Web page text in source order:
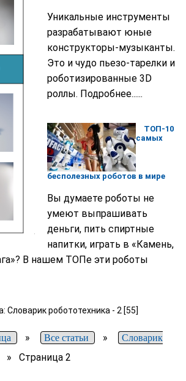
Уникальные инструменты
разрабатывают юные
конструкторы-музыканты.
Это и чудо пьезо-тарелки и
роботизированные 3D
роллы. Подробнее......
ТОП-10
самых
бесполезных роботов в мире
Вы думаете роботы не
умеют выпрашивать
деньги, пить спиртные
напитки, играть в «Камень,
В нашем ТОПе эти роботы
Словарик робототехника - 2 [55]
» Все статьи »
Словарик
»Страница 2